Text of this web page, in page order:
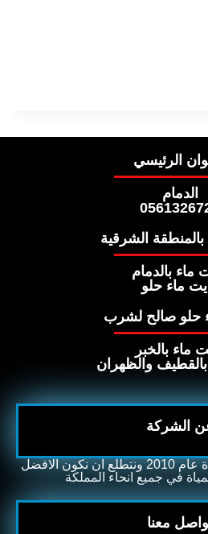
الرئيسي
الدمام
الشرقية
ماء بالدمام
ماء حلو
حلو صالح لشرب
ماء بالخبر
والظهران
الشركة
تأسست شركة توريد المياة عام 2010 ونتطلع ان نكون الافضل
في جميع انحاء المملكة
معنا